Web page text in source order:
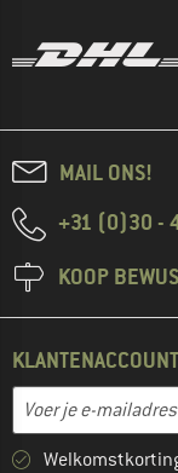
MAIL ONS!
+31 (0)30 -
KOOP
E-mailadres
Vul je e-mailadres